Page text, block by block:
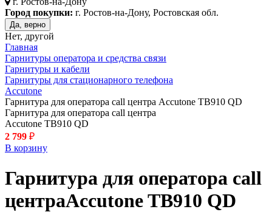
Город покупки: г. Ростов-на-Дону, Ростовская обл.
Да, верно
Нет, другой
Главная
Гарнитуры оператора и средства связи
Гарнитуры и кабели
Гарнитуры для стационарного телефона
Accutone
Гарнитура для оператора call центра Accutone TB910 QD
Гарнитура для оператора call центра
Accutone TB910 QD
2 799 ₽
В корзину
Гарнитура для оператора call
центраAccutone TB910 QD